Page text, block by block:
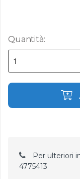
Quantità:
Per ulteriori
4775413